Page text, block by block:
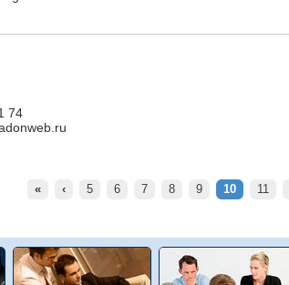
74
« ‹ 5 6 7 8 9 10 11